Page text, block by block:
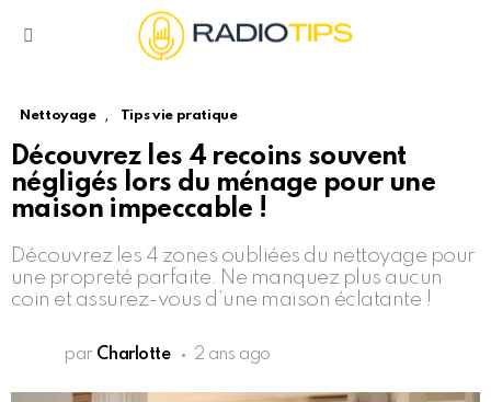
Nettoyage , Tips vie pratique
Découvrez les 4 recoins souvent
négligés lors du ménage pour une
maison impeccable !
Découvrez les 4 zones oubliées du nettoyage pour
une propreté parfaite. Ne manquez plus aucun
coin et assurez-vous d’une maison éclatante !
par Charlotte 2 ans ago